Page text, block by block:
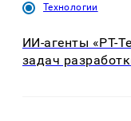
Технологии
ИИ-агенты «РТ-
задач